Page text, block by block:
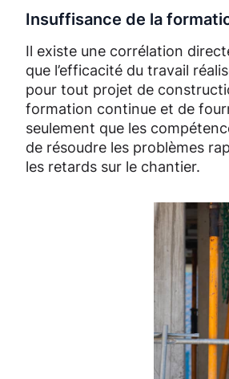
Insuffisance de la
Il existe une corrélation
que l’efficacité du travail
pour tout projet de
formation continue et de
seulement que les
de résoudre les problèmes
les retards sur le chantier.